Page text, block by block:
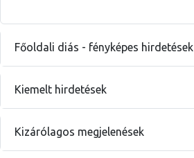
Főoldali diás - fényképes hirdetések
Kiemelt hirdetések
Kizárólagos megjelenések